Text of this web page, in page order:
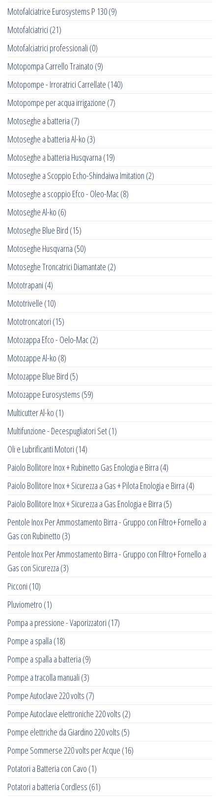
Motofalciatrice Eurosystems P 130(9)
Motofalciatrici (21)
Motofalciatrici professionali (0)
Motopompa Carrello Trainato (9)
Motopompe - Irroratrici Carrellate (140)
Motopompe per acqua irrigazione (7)
Motoseghe a batteria (7)
Motoseghe a batteria Al-ko (3)
Motoseghe a batteria Husqvarna (19)
Motoseghe a Scoppio Echo-Shindaiwa Imitation (2)
Motoseghe a scoppio Efco - Oleo-Mac(8)
Motoseghe Al-ko (6)
Motoseghe Blue Bird (15)
Motoseghe Husqvarna (50)
Motoseghe Troncatrici Diamantate (2)
Mototrapani (4)
Mototrivelle (10)
Mototroncatori (15)
Motozappa Efco - Oelo-Mac(2)
Motozappe Al-ko (8)
Motozappe Blue Bird (5)
Motozappe Eurosystems (59)
Multicutter Al-ko (1)
Multifunzione - Decespugliatori Set(1)
Oli e Lubrificanti Motori (14)
Paiolo Bollitore Inox + Rubinetto Gas Enologia e Birra (4)
Paiolo Bollitore Inox + Sicurezza a Gas + Pilota Enologia e Birra (4)
Paiolo Bollitore Inox + Sicurezza a Gas Enologia e Birra (5)
Pentole Inox Per Ammostamento Birra - Gruppo con Filtro+ Fornello a
Gas con Rubinetto (3)
Pentole Inox Per Ammostamento Birra - Gruppo con Filtro+ Fornello a
Gas con Sicurezza (3)
Picconi (10)
Pluviometro (1)
Pompa a pressione - Vaporizzatori (17)
Pompe a spalla (18)
Pompe a spalla a batteria (9)
Pompe a tracolla manuali (3)
Pompe Autoclave 220 volts (7)
Pompe Autoclave elettroniche 220 volts (2)
Pompe elettriche da Giardino 220 volts (5)
Pompe Sommerse 220 volts per Acque (16)
Potatori a Batteria con Cavo (1)
Potatori a batteria Cordless (61)